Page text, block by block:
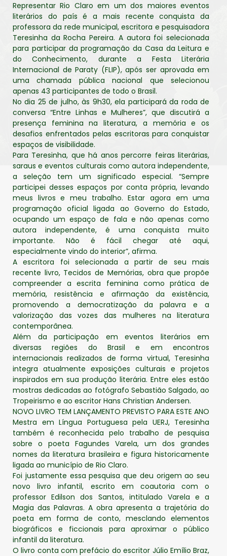
Representar Rio Claro em um dos maiores eventos
literários do país é a mais recente conquista da
professora da rede municipal, escritora e pesquisadora
Teresinha da Rocha Pereira. A autora foi selecionada
para participar da programação da Casa da Leitura e
do Conhecimento, durante a Festa Literária
Internacional de Paraty (FLIP), após ser aprovada em
uma chamada pública nacional que selecionou
apenas 43 participantes de todo o Brasil.
No dia 25 de julho, às 9h30, ela participará da roda de
conversa “Entre Linhas e Mulheres”, que discutirá a
presença feminina na literatura, a memória e os
desafios enfrentados pelas escritoras para conquistar
espaços de visibilidade.
Para Teresinha, que há anos percorre feiras literárias,
saraus e eventos culturais como autora independente,
a seleção tem um significado especial. “Sempre
participei desses espaços por conta própria, levando
meus livros e meu trabalho. Estar agora em uma
programação oficial ligada ao Governo do Estado,
ocupando um espaço de fala e não apenas como
autora independente, é uma conquista muito
importante. Não é fácil chegar até aqui,
especialmente vindo do interior”, afirma.
A escritora foi selecionada a partir de seu mais
recente livro, Tecidos de Memórias, obra que propõe
compreender a escrita feminina como prática de
memória, resistência e afirmação da existência,
promovendo a democratização da palavra e a
valorização das vozes das mulheres na literatura
contemporânea.
Além da participação em eventos literários em
diversas regiões do Brasil e em encontros
internacionais realizados de forma virtual, Teresinha
integra atualmente exposições culturais e projetos
inspirados em sua produção literária. Entre eles estão
mostras dedicadas ao fotógrafo Sebastião Salgado, ao
Tropeirismo e ao escritor Hans Christian Andersen.
NOVO LIVRO TEM LANÇAMENTO PREVISTO PARA ESTE ANO
Mestra em Língua Portuguesa pela UERJ, Teresinha
também é reconhecida pelo trabalho de pesquisa
sobre o poeta Fagundes Varela, um dos grandes
nomes da literatura brasileira e figura historicamente
ligada ao município de Rio Claro.
Foi justamente essa pesquisa que deu origem ao seu
novo livro infantil, escrito em coautoria com o
professor Edilson dos Santos, intitulado Varela e a
Magia das Palavras. A obra apresenta a trajetória do
poeta em forma de conto, mesclando elementos
biográficos e ficcionais para aproximar o público
infantil da literatura.
O livro conta com prefácio do escritor Júlio Emílio Braz,